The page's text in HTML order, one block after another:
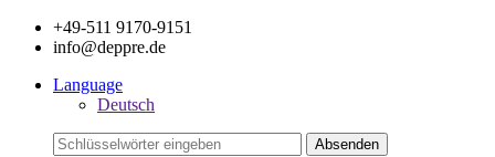
+49-511 9170-9151
info@deppre.de
Language
Deutsch